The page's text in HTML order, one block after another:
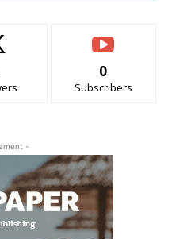
0
Subscribers
-